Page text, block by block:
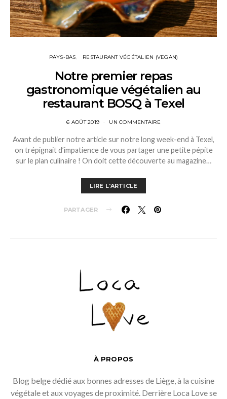
PAYS-BAS RESTAURANT VÉGÉTALIEN (VEGAN)
Notre premier repas
gastronomique végétalien au
restaurant BOSQ à Texel
6 AOÛT 2019 UN COMMENTAIRE
Avant de publier notre article sur notre long week-end à Texel,
on trépignait d’impatience de vous partager une petite pépite
sur le plan culinaire ! On doit cette découverte au magazine…
LIRE L'ARTICLE
PARTAGER
À PROPOS
Blog belge dédié aux bonnes adresses de Liège, à la cuisine
végétale et aux voyages de proximité. Derrière Loca Love se